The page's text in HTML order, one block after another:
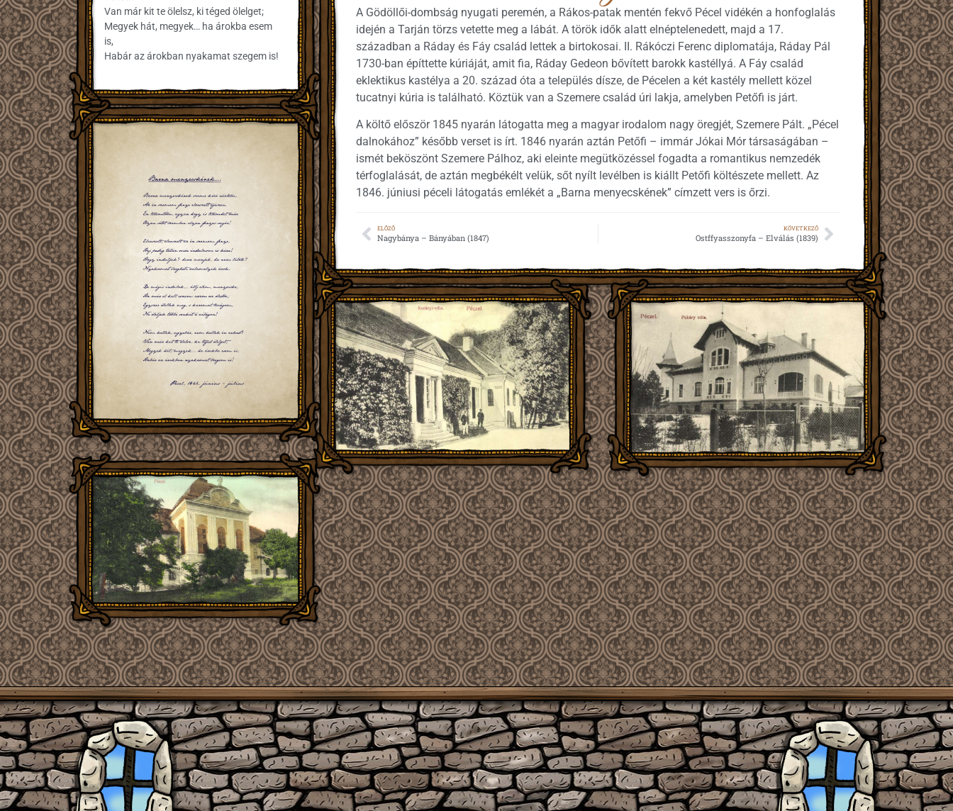
A Gödöllői-dombság nyugati peremén, a Rákos-patak mentén fekvő Pécel vidékén a honfoglalás
idején a Tarján törzs vetette meg a lábát. A török idők alatt elnéptelenedett, majd a 17.
században a Ráday és Fáy család lettek a birtokosai. II. Rákóczi Ferenc diplomatája, Ráday Pál
1730-ban építtette kúriáját, amit fia, Ráday Gedeon bővített barokk kastéllyá. A Fáy család
eklektikus kastélya a 20. század óta a település dísze, de Pécelen a két kastély mellett közel
tucatnyi kúria is található. Köztük van a Szemere család úri lakja, amelyben Petőfi is járt.
A költő először 1845 nyarán látogatta meg a magyar irodalom nagy öregjét, Szemere Pált. „Pécel
dalnokához” később verset is írt. 1846 nyarán aztán Petőfi – immár Jókai Mór társaságában –
ismét beköszönt Szemere Pálhoz, aki eleinte megütközéssel fogadta a romantikus nemzedék
térfoglalását, de aztán megbékélt velük, sőt nyílt levélben is kiállt Petőfi költészete mellett. Az
1846. júniusi péceli látogatás emlékét a „Barna menyecskének” címzett vers is őrzi.
ELŐZŐ
Nagybánya – Bányában (1847)
KÖVETKEZŐ
Ostffyasszonyfa – Elválás (1839)
Van már kit te ölelsz, ki téged ölelget;
Megyek hát, megyek… ha árokba esem
is,
Habár az árokban nyakamat szegem is!